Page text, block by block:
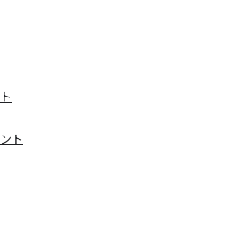
ト